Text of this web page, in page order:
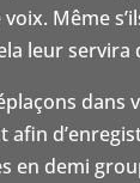
Même
leur servira
dans
afin
en demi